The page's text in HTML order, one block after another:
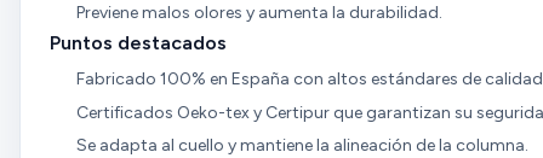
Previene malos olores y aumenta la durabilidad.
Puntos destacados
Fabricado 100% en España con altos estándares de
Certificados Oeko-tex y Certipur que garantizan su
Se adapta al cuello y mantiene la alineación de la columna.